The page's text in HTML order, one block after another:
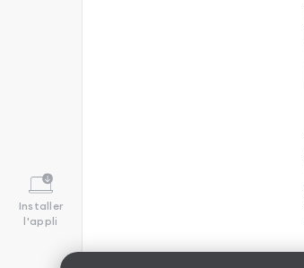
Installer
l'appli